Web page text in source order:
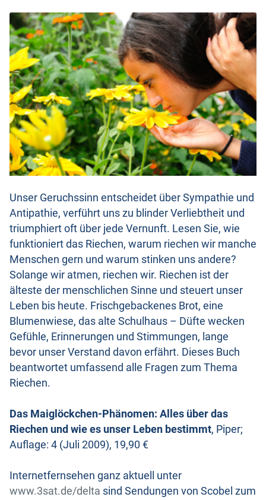
Unser Geruchssinn entscheidet über Sympathie und
Antipathie, verführt uns zu blinder Verliebtheit und
triumphiert oft über jede Vernunft. Lesen Sie, wie
funktioniert das Riechen, warum riechen wir manche
Menschen gern und warum stinken uns andere?
Solange wir atmen, riechen wir. Riechen ist der
älteste der menschlichen Sinne und steuert unser
Leben bis heute. Frischgebackenes Brot, eine
Blumenwiese, das alte Schulhaus – Düfte wecken
Gefühle, Erinnerungen und Stimmungen, lange
bevor unser Verstand davon erfährt. Dieses Buch
beantwortet umfassend alle Fragen zum Thema
Riechen.
Das Maiglöckchen-Phänomen: Alles über das
Riechen und wie es unser Leben bestimmt, Piper;
Auflage: 4 (Juli 2009), 19,90 €
Internetfernsehen ganz aktuell unter
www.3sat.de/delta sind Sendungen von Scobel zum